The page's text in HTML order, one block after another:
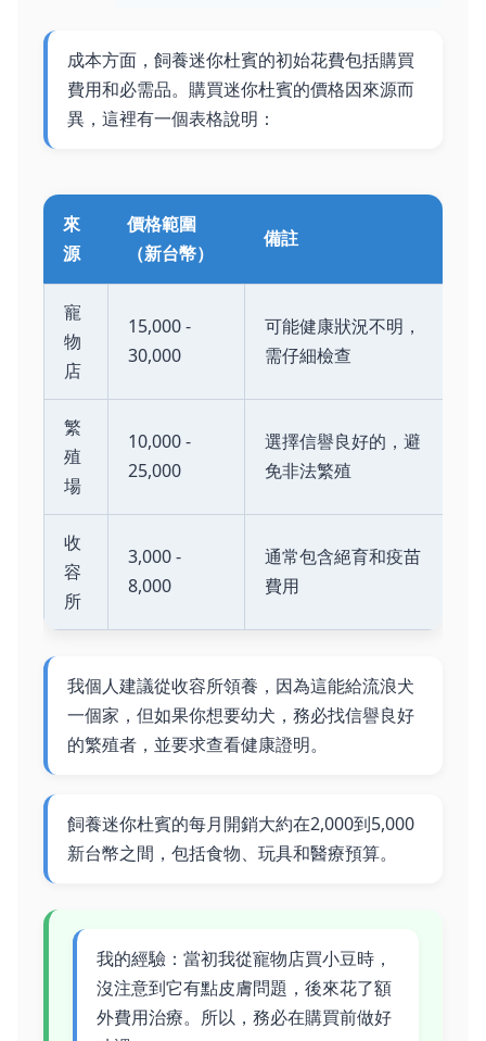
成本方面，飼養迷你杜賓的初始花費包括購買
費用和必需品。購買迷你杜賓的價格因來源而
異，這裡有一個表格說明：
來
源
價格範圍
（新台幣）
備註
寵
物
店
15,000 -
30,000
可能健康狀況不明，
需仔細檢查
繁
殖
場
10,000 -
25,000
選擇信譽良好的，避
免非法繁殖
收
容
所
3,000 -
8,000
通常包含絕育和疫苗
費用
我個人建議從收容所領養，因為這能給流浪犬
一個家，但如果你想要幼犬，務必找信譽良好
的繁殖者，並要求查看健康證明。
飼養迷你杜賓的每月開銷大約在2,000到5,000
新台幣之間，包括食物、玩具和醫療預算。
我的經驗：當初我從寵物店買小豆時，
沒注意到它有點皮膚問題，後來花了額
外費用治療。所以，務必在購買前做好